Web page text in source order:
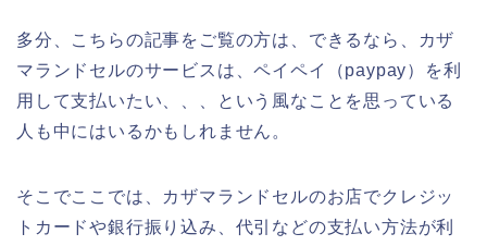
多分、こちらの記事をご覧の方は、できるなら、カザ
マランドセルのサービスは、ペイペイ（paypay）を利
用して支払いたい、、、という風なことを思っている
人も中にはいるかもしれません。
そこでここでは、カザマランドセルのお店でクレジッ
トカードや銀行振り込み、代引などの支払い方法が利